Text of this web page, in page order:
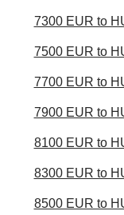
7300 EUR to
7500 EUR to
7700 EUR to
7900 EUR to
8100 EUR to
8300 EUR to
8500 EUR to